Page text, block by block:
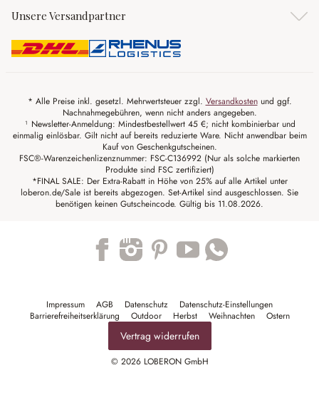
Unsere Versandpartner
* Alle Preise inkl. gesetzl. Mehrwertsteuer zzgl. Versandkostenund ggf.
Nachnahmegebühren, wenn nicht anders angegeben.
¹ Newsletter-Anmeldung: Mindestbestellwert 45 €; nicht kombinierbar und
einmalig einlösbar. Gilt nicht auf bereits reduzierte Ware. Nicht anwendbar beim
Kauf von Geschenkgutscheinen.
FSC®-Warenzeichenlizenznummer: FSC-C136992 (Nur als solche markierten
Produkte sind FSC zertifiziert)
*FINAL SALE: Der Extra-Rabatt in Höhe von 25% auf alle Artikel unter
loberon.de/Sale ist bereits abgezogen. Set-Artikel sind ausgeschlossen. Sie
benötigen keinen Gutscheincode. Gültig bis 11.08.2026.
Impressum AGB Datenschutz
Datenschutz-Einstellungen
Barrierefreiheitserklärung
Outdoor Herbst Weihnachten Ostern
Vertrag widerrufen
© 2026 LOBERON GmbH